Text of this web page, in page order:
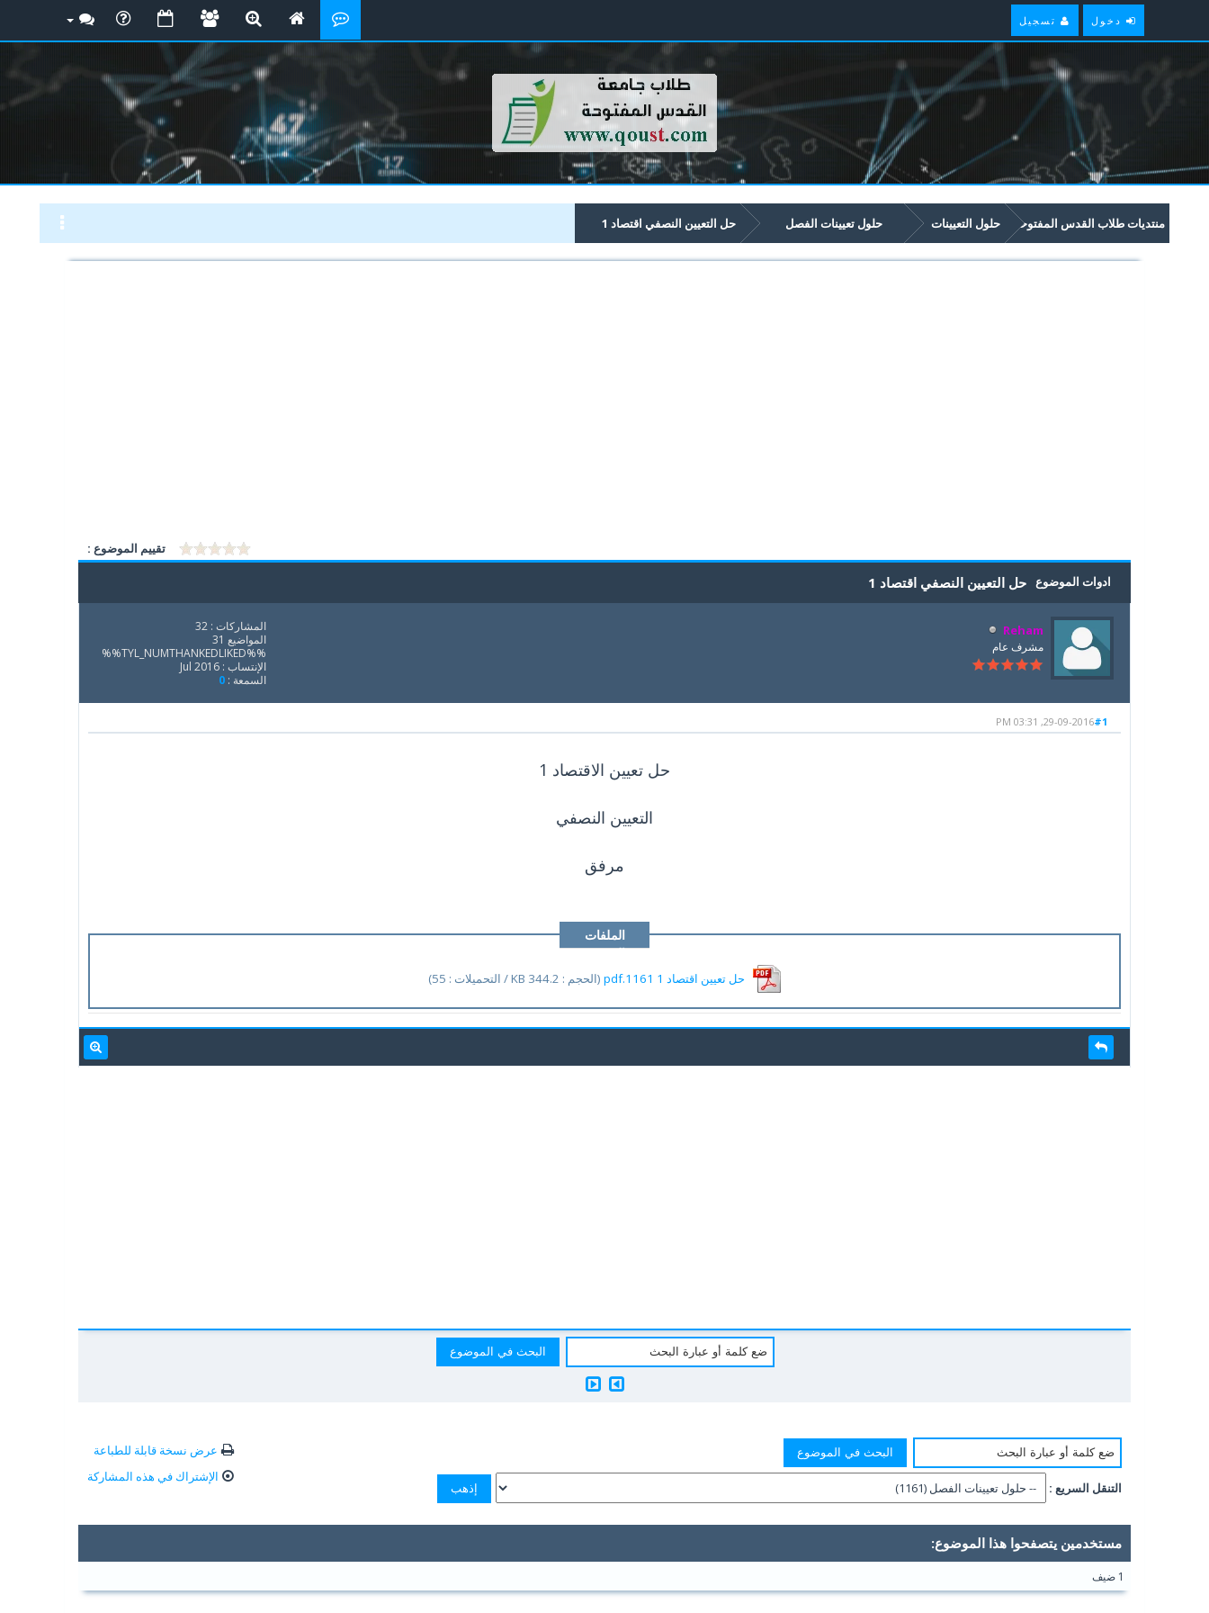
دخول تسجيل
منتديات طلاب القدس المفتوحة حلول التعيينات
حلول تعيينات الفصل
(1161)
حل التعيين النصفي اقتصاد 1
تقييم الموضوع :
ادوات الموضوع حل التعيين النصفي اقتصاد 1
Reham
مشرف عام
المشاركات : 32
المواضيع 31
%%TYL_NUMTHANKEDLIKED%%
الإنتساب : Jul 2016
السمعة : 0
#1
29-09-2016, 03:31 PM
حل تعيين الاقتصاد 1
التعيين النصفي
مرفق
الملفات
المرفقة
حل تعيين اقتصاد 1 1161.pdf (الحجم : 344.2 KB / التحميلات : 55)
عرض نسخة قابلة للطباعة
الإشتراك في هذه المشاركة
التنقل السريع :
مستخدمين يتصفحوا هذا الموضوع:
1 ضيف